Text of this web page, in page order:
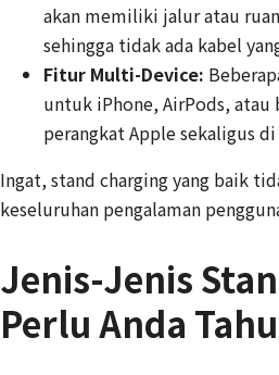
akan memiliki jalur atau
sehingga tidak ada kabel
Fitur Multi-Device:
untuk iPhone, AirPods, atau
perangkat Apple sekaligus
Ingat, stand charging yang baik
keseluruhan pengalaman
Jenis-Jenis
Perlu Anda Tahu